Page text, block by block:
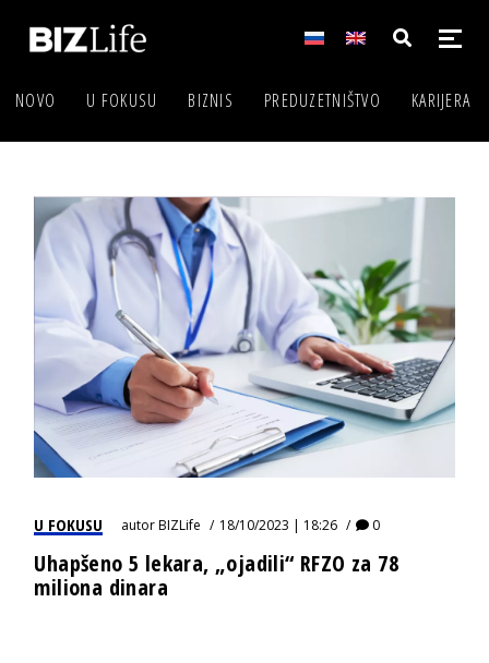
NOVO U FOKUSU BIZNIS PREDUZETNIŠTVO KARIJERA
U FOKUSU autorBIZLife 18/10/2023 | 18:26 0
Uhapšeno 5 lekara, „ojadili“ RFZO za 78
miliona dinara